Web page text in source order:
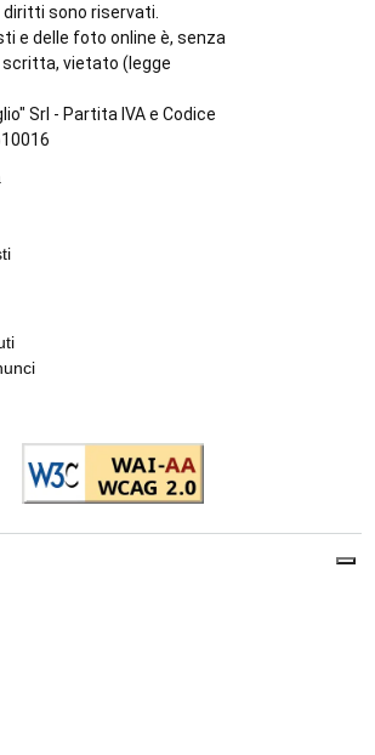
sono riservati.
e delle foto online è, senza
vietato (legge
Srl - Partita IVA e Codice